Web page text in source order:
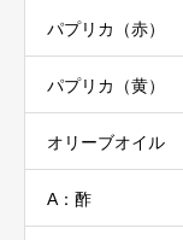
パプリカ（赤）
パプリカ（黄）
オリーブオイル
A：酢